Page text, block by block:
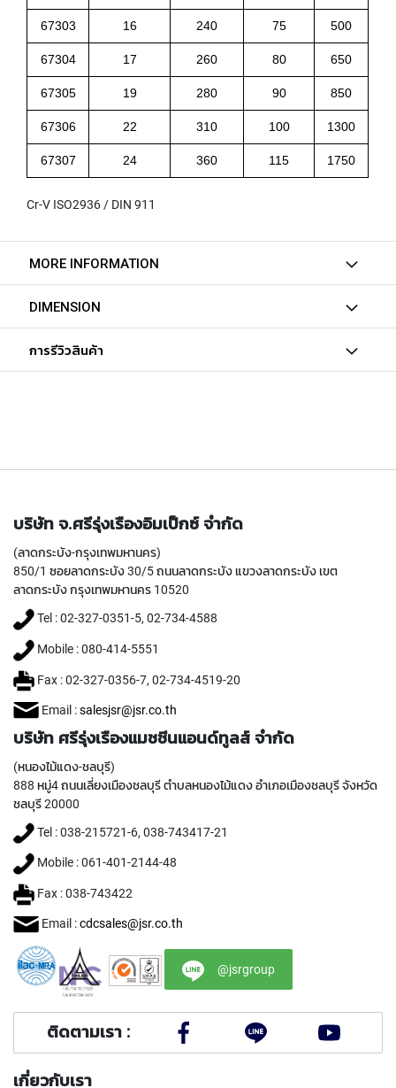
N
D
H
O
L
E
)
Y
A
A
S
P
I
L
F
T
S
O
R
S
A
I
L
S
S
T
E
E
L
S
Y
M
W
S
I
R
P
67303 16 240 75 500
67304 17 260 80 650
67305 19 280 90 850
67306 22 310 100 1300
67307 24 360 115 1750
Cr-V ISO2936 / DIN 911
MORE INFORMATION
DIMENSION
การรีวิวสินค้า
บริษัท จ.ศรีรุ่งเรืองอิมเป็กซ์ จำกัด
(ลาดกระบัง-กรุงเทพมหานคร)
850/1 ซอยลาดกระบัง 30/5 ถนนลาดกระบัง แขวงลาดกระบัง เขต
ลาดกระบัง กรุงเทพมหานคร 10520
Tel : 02-327-0351-5, 02-734-4588
Mobile : 080-414-5551
Fax : 02-327-0356-7, 02-734-4519-20
Email :salesjsr@jsr.co.th
บริษัท ศรีรุ่งเรืองแมชชีนแอนด์ทูลส์ จำกัด
(หนองไม้แดง-ชลบุรี)
888 หมู่4 ถนนเลี่ยงเมืองชลบุรี ตำบลหนองไม้แดง อำเภอเมืองชลบุรี จังหวัด
ชลบุรี 20000
Tel : 038-215721-6, 038-743417-21
Mobile : 061-401-2144-48
Fax : 038-743422
Email :cdcsales@jsr.co.th
@jsrgroup
ติดตามเรา :
เกี่ยวกับเรา